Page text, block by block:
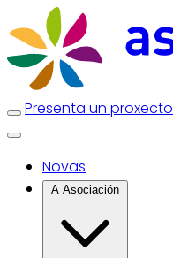
Presenta un proxecto
Novas
A Asociación